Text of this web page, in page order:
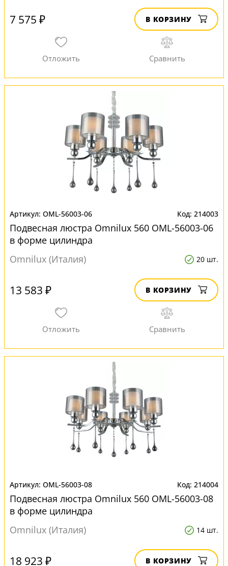
7 575 ₽ В КОРЗИНУ
OML-56003-06 214003
Подвесная люстра Omnilux 560 OML-56003-06
в форме цилиндра
Omnilux (Италия)
20 шт.
13 583 ₽ В КОРЗИНУ
OML-56003-08 214004
Подвесная люстра Omnilux 560 OML-56003-08
в форме цилиндра
Omnilux (Италия)
14 шт.
18 923 ₽ В КОРЗИНУ